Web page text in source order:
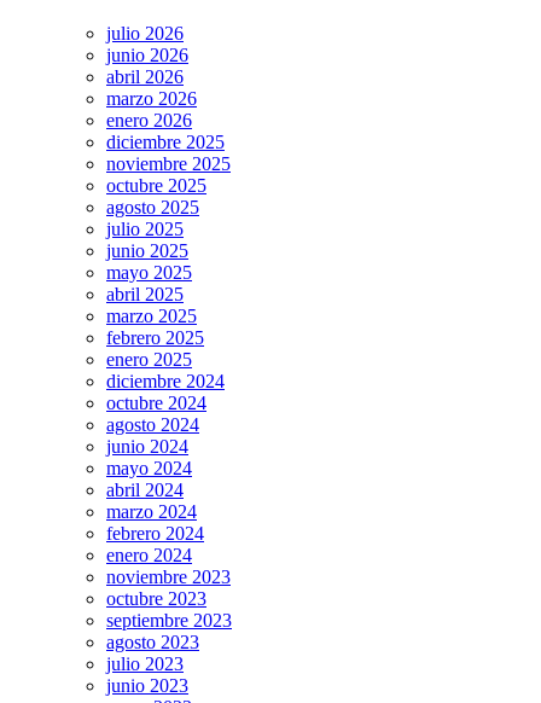
julio 2026
junio 2026
abril 2026
marzo 2026
enero 2026
diciembre 2025
noviembre 2025
octubre 2025
agosto 2025
julio 2025
junio 2025
mayo 2025
abril 2025
marzo 2025
febrero 2025
enero 2025
diciembre 2024
octubre 2024
agosto 2024
junio 2024
mayo 2024
abril 2024
marzo 2024
febrero 2024
enero 2024
noviembre 2023
octubre 2023
septiembre 2023
agosto 2023
julio 2023
junio 2023